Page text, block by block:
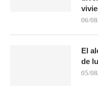
06/
El
de
05/